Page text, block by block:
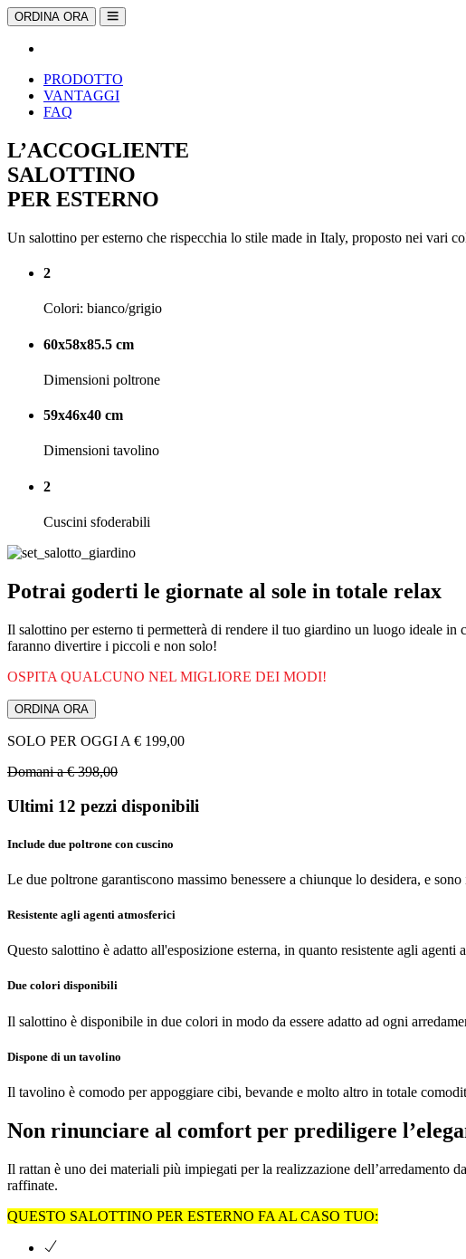
ORDINA ORA
PRODOTTO
VANTAGGI
FAQ
L’ACCOGLIENTE
SALOTTINO
PER ESTERNO
Un salottino per esterno che rispecchia lo stile made in Italy, proposto nei vari
2
Colori: bianco/grigio
60x58x85.5 cm
Dimensioni poltrone
59x46x40 cm
Dimensioni tavolino
2
Cuscini sfoderabili
Potrai goderti le giornate al sole in totale relax
Il salottino per esterno ti permetterà di rendere il tuo giardino un luogo ideale
faranno divertire i piccoli e non solo!
OSPITA QUALCUNO NEL MIGLIORE DEI MODI!
ORDINA ORA
SOLO PER OGGI A € 199,00
Domani a € 398,00
Ultimi 12 pezzi disponibili
Include due poltrone con cuscino
Le due poltrone garantiscono massimo benessere a chiunque lo desidera, e
Resistente agli agenti atmosferici
Questo salottino è adatto all'esposizione esterna, in quanto resistente agli
Due colori disponibili
Il salottino è disponibile in due colori in modo da essere adatto ad ogni
Dispone di un tavolino
Il tavolino è comodo per appoggiare cibi, bevande e molto altro in totale
Non rinunciare al comfort per prediligere
Il rattan è uno dei materiali più impiegati per la realizzazione dell’arredamento
raffinate.
QUESTO SALOTTINO PER ESTERNO FA AL CASO TUO: